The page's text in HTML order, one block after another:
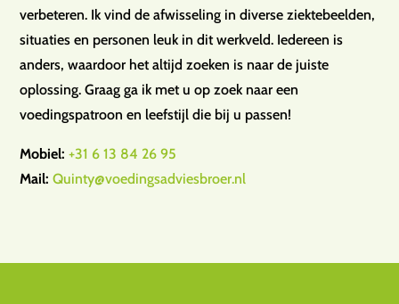
verbeteren. Ik vind de afwisseling in diverse ziektebeelden,
situaties en personen leuk in dit werkveld. Iedereen is
anders, waardoor het altijd zoeken is naar de juiste
oplossing. Graag ga ik met u op zoek naar een
voedingspatroon en leefstijl die bij u passen!
Mobiel:+31 6 13 84 26 95
Mail: Quinty@voedingsadviesbroer.nl